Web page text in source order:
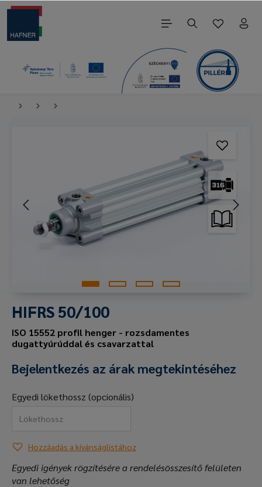
HIFRS 50/100
ISO 15552 profil henger - rozsdamentes
dugattyúrúddal és csavarzattal
Bejelentkezés az árak megtekintéséhez
Egyedi lökethossz (opcionális)
Hozzáadás a kívánságlistához
Egyedi igények rögzítésére a rendelésösszesítő felületen
van lehetőség